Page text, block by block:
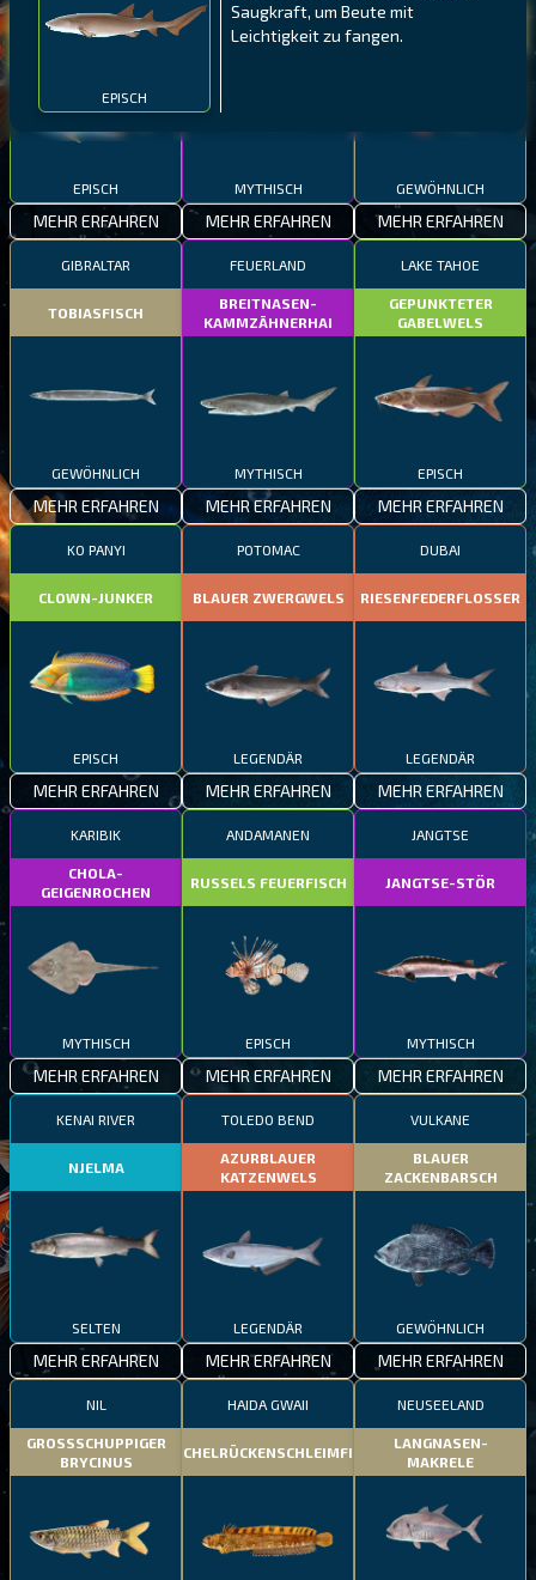
EPISCH
Saugkraft, um Beute mit
Leichtigkeit zu fangen.
GESTRECKTER
SCHABEMUND-
EPISCH
MEHR ERFAHREN
ATLANTISCHER LENG
MYTHISCH
MEHR ERFAHREN
MEXIKANISCHER
SCHWEINSLIPPFISCH
GEWÖHNLICH
MEHR ERFAHREN
GIBRALTAR
TOBIASFISCH
GEWÖHNLICH
MEHR ERFAHREN
FEUERLAND
BREITNASEN-
KAMMZÄHNERHAI
MYTHISCH
MEHR ERFAHREN
LAKE TAHOE
GEPUNKTETER
GABELWELS
EPISCH
MEHR ERFAHREN
KO PANYI
CLOWN-JUNKER
EPISCH
MEHR ERFAHREN
POTOMAC
BLAUER ZWERGWELS
LEGENDÄR
MEHR ERFAHREN
DUBAI
RIESENFEDERFLOSSER
LEGENDÄR
MEHR ERFAHREN
KARIBIK
CHOLA-
GEIGENROCHEN
MYTHISCH
MEHR ERFAHREN
ANDAMANEN
RUSSELS FEUERFISCH
EPISCH
MEHR ERFAHREN
JANGTSE
JANGTSE-STÖR
MYTHISCH
MEHR ERFAHREN
KENAI RIVER
NJELMA
SELTEN
MEHR ERFAHREN
TOLEDO BEND
AZURBLAUER
KATZENWELS
LEGENDÄR
MEHR ERFAHREN
VULKANE
BLAUER
ZACKENBARSCH
GEWÖHNLICH
MEHR ERFAHREN
NIL
GROSSSCHUPPIGER
BRYCINUS
HAIDA GWAII
STACHELRÜCKENSCHLEIMFISCH
NEUSEELAND
LANGNASEN-
MAKRELE